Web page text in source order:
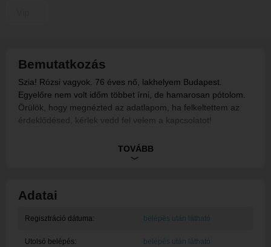
Bemutatkozás
Szia! Rózsi vagyok. 76 éves nő, lakhelyem Budapest.
Egyelőre nem volt időm többet írni, de hamarosan pótolom.
Örülök, hogy megnézted az adatlapom, ha felkeltettem az
érdeklődésed, kérlek vedd fel velem a kapcsolatot!
Ez egy rendszerüzenet, tagunk egyelőre nem töltötte ki a
TOVÁBB
Adatai
Regisztráció dátuma: belépés után látható
Utolsó belépés: belépés után látható